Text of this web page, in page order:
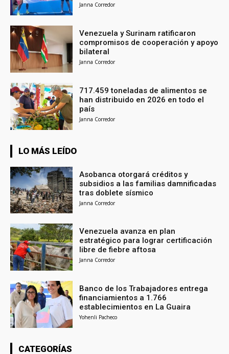
Janna Corredor
Venezuela y Surinam ratificaron
compromisos de cooperación y apoyo
bilateral
Janna Corredor
717.459 toneladas de alimentos se
han distribuido en 2026 en todo el
país
Janna Corredor
LO MÁS LEÍDO
Asobanca otorgará créditos y
subsidios a las familias damnificadas
tras doblete sísmico
Janna Corredor
Venezuela avanza en plan
estratégico para lograr certificación
libre de fiebre aftosa
Janna Corredor
Banco de los Trabajadores entrega
financiamientos a 1.766
establecimientos en La Guaira
Yohenli Pacheco
CATEGORÍAS